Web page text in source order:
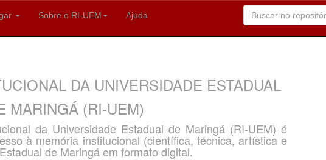
Sobre o RI-UEM Ajuda
DA UNIVERSIDADE ESTADUAL
MARINGÁ (RI-UEM)
da Universidade Estadual de Maringá (RI-UEM) é
à memória institucional (científica, técnica, artística e
de Maringá em formato digital.